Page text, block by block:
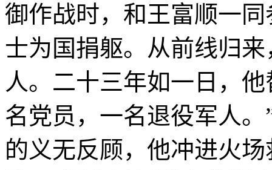
御作战时，和王富顺一
士为国捐躯。从前线归
人。二十三年如一日，
名党员，一名退役军人
的义无反顾，他冲进火